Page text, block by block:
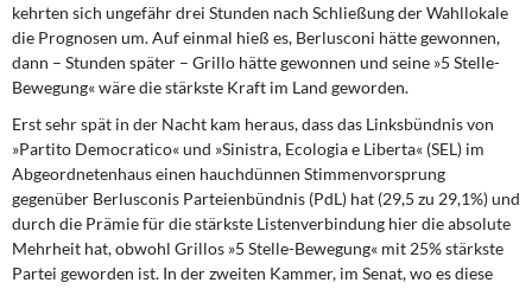
Öffentliche Infrastruktur und Daseinsvorsorge
Eurokrise und Griechenland
DIE LINKE
Weitere Themen
Memo-Gruppe
kehrten sich ungefähr drei Stunden nach Schließung der Wahllokale
die Prognosen um. Auf einmal hieß es, Berlusconi hätte gewonnen,
dann – Stunden später – Grillo hätte gewonnen und seine »5 Stelle-
Bewegung« wäre die stärkste Kraft im Land geworden.
Erst sehr spät in der Nacht kam heraus, dass das Linksbündnis von
»Partito Democratico« und »Sinistra, Ecologia e Liberta« (SEL) im
Abgeordnetenhaus einen hauchdünnen Stimmenvorsprung
gegenüber Berlusconis Parteienbündnis (PdL) hat (29,5 zu 29,1%) und
durch die Prämie für die stärkste Listenverbindung hier die absolute
Mehrheit hat, obwohl Grillos »5 Stelle-Bewegung« mit 25% stärkste
Partei geworden ist. In der zweiten Kammer, im Senat, wo es diese